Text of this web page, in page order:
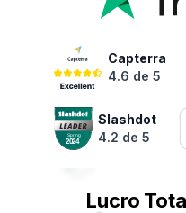
Capterra
4.6 de 5
Slashdot
4.2 de 5
Lucro